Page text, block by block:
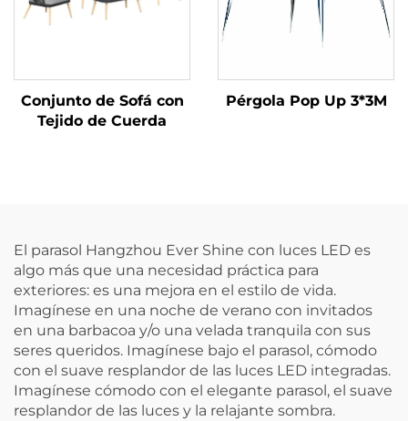
Conjunto de Sofá con
Tejido de Cuerda
Pérgola Pop Up 3*3M
El parasol Hangzhou Ever Shine con luces LED es
algo más que una necesidad práctica para
exteriores: es una mejora en el estilo de vida.
Imagínese en una noche de verano con invitados
en una barbacoa y/o una velada tranquila con sus
seres queridos. Imagínese bajo el parasol, cómodo
con el suave resplandor de las luces LED integradas.
Imagínese cómodo con el elegante parasol, el suave
resplandor de las luces y la relajante sombra.